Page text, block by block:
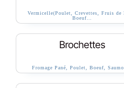
Vermicelle(Poulet, Crevettes, Fruis de
Boeuf…
Brochettes
Fromage Pané, Poulet, Boeuf,